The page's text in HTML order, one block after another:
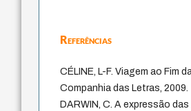
Referências
CÉLINE, L-F. Viagem ao Fim
Companhia das Letras, 2009.
DARWIN, C. A expressão